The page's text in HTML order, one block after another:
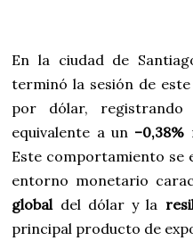
En la ciudad de
terminó la sesión de
por dólar,
equivalente a un –0,38%
Este comportamiento se
entorno monetario
globaldel dólar y la
principal producto de